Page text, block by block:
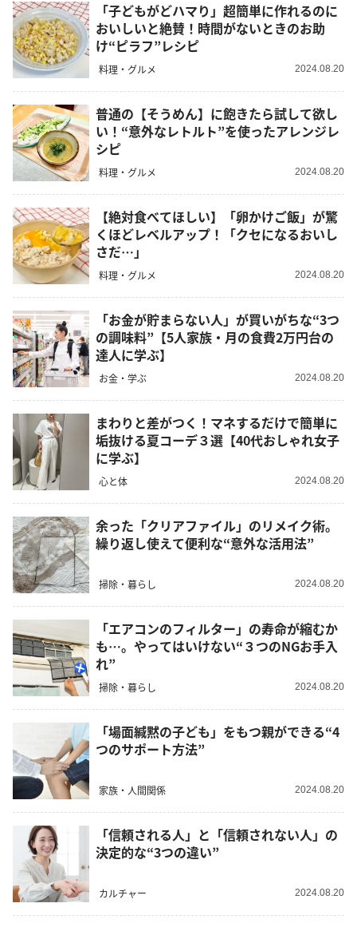
「子どもがどハマり」超簡単に作れるのに
おいしいと絶賛！時間がないときのお助
け“ピラフ”レシピ
料理・グルメ 2024.08.20
普通の【そうめん】に飽きたら試して欲し
い！“意外なレトルト”を使ったアレンジレ
シピ
料理・グルメ 2024.08.20
【絶対食べてほしい】「卵かけご飯」が驚
くほどレベルアップ！「クセになるおいし
さだ…」
料理・グルメ 2024.08.20
「お金が貯まらない人」が買いがちな“3つ
の調味料”【5人家族・月の食費2万円台の
達人に学ぶ】
お金・学ぶ 2024.08.20
まわりと差がつく！マネするだけで簡単に
垢抜ける夏コーデ３選【40代おしゃれ女子
に学ぶ】
心と体 2024.08.20
余った「クリアファイル」のリメイク術。
繰り返し使えて便利な“意外な活用法”
掃除・暮らし 2024.08.20
「エアコンのフィルター」の寿命が縮むか
も…。やってはいけない“３つのNGお手入
れ”
掃除・暮らし 2024.08.20
「場面緘黙の子ども」をもつ親ができる“4
つのサポート方法”
家族・人間関係 2024.08.20
「信頼される人」と「信頼されない人」の
決定的な“3つの違い”
カルチャー 2024.08.20